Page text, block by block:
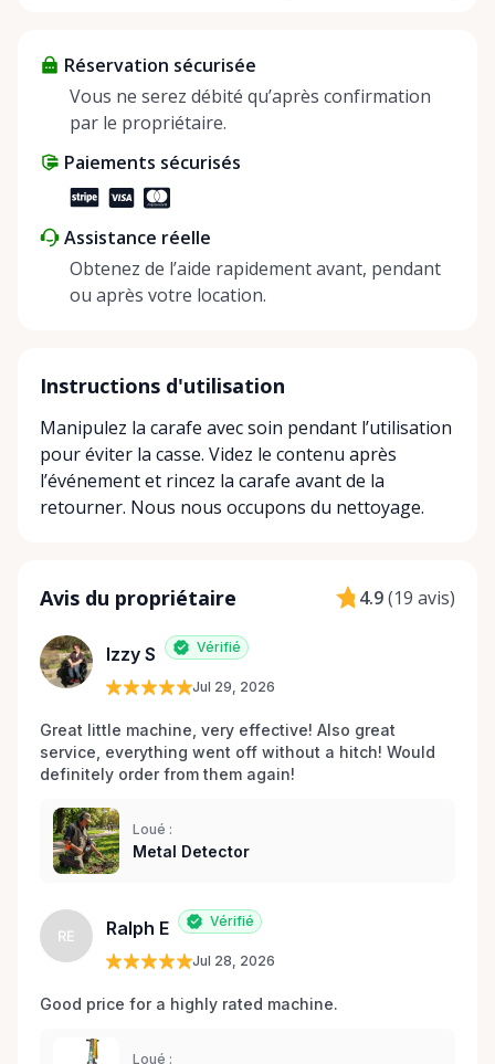
helping people enjoy more for less while making a
positive impact on the environment. By choosing to
share instead of buy, we’re all doing our part to
Réservation sécurisée
Vous ne serez débité qu’après confirmation
par le propriétaire.
Paiements sécurisés
Assistance réelle
Obtenez de l’aide rapidement avant, pendant
ou après votre location.
Instructions d'utilisation
Manipulez la carafe avec soin pendant l’utilisation
pour éviter la casse. Videz le contenu après
l’événement et rincez la carafe avant de la
retourner. Nous nous occupons du nettoyage.
Avis du propriétaire 4.9(19 avis)
Izzy S Vérifié
Jul 29, 2026
Great little machine, very effective! Also great
service, everything went off without a hitch! Would
definitely order from them again!
Loué :
Metal Detector
RE Ralph E Vérifié
Jul 28, 2026
Good price for a highly rated machine.
Loué :